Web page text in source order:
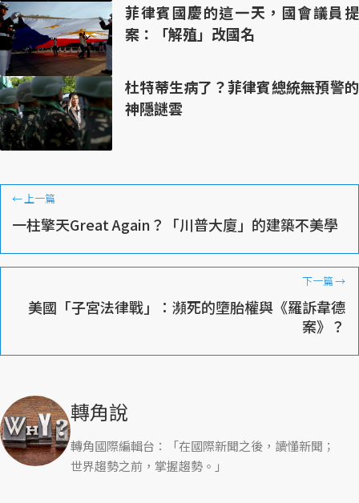
菲律賓國慶的這一天，國會議員提
案：「解殖」改國名
杜特蒂生病了？菲律賓總統無預警的
神隱謎雲
←上一篇
一柱擎天Great Again？「川普大廈」的建築不美學
下一篇→
美國「子宮法律戰」：瀕死的墮胎權與《羅訴韋德
案》？
轉角說
轉角國際編輯台：「在國際新聞之後，讀懂新聞；
世界趨勢之前，掌握趨勢。」